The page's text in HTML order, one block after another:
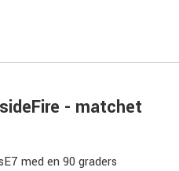
- matchet
med en 90 graders